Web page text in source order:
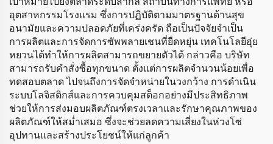
อุตสาหกรรมโรงแรม ซึ่งการปฏิบัติตามมาตรฐานด้านสุข
อนามัยและความปลอดภัยที่เคร่งครัด ถือเป็นปัจจัยจำเป็น
การผลิตและการจัดการซัพพลายเชนที่ยืดหยุ่น เทคโนโลยีฮุ่ย
หยวนได้ทำให้การผลิตสามารถขยายตัวได้ กล่าวคือ บริษัท
สามารถรับคำสั่งซื้อทุกขนาด ตั้งแต่การผลิตจำนวนน้อยเพื่อ
ทดสอบตลาด ไปจนถึงการจัดจำหน่ายในวงกว้าง การดำเนิน
ระบบโลจิสติกส์และการควบคุมสต็อกอย่างมีประสิทธิภาพ
ช่วยให้การส่งมอบผลิตภัณฑ์ตรงเวลาและรักษาคุณภาพของ
ผลิตภัณฑ์ให้สม่ำเสมอ ซึ่งจะช่วยลดความเสี่ยงในห่วงโซ่
อุปทานและสร้างประโยชน์ให้แก่ลูกค้า